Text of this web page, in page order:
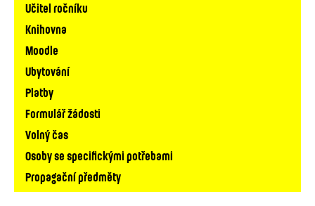
Učitel ročníku
Knihovna
Moodle
Ubytování
Platby
Formulář žádosti
Volný čas
Osoby se specifickými potřebami
Propagační předměty